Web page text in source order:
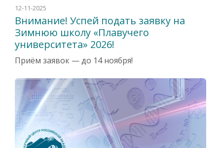
12-11-2025
Внимание! Успей подать заявку на
Зимнюю школу «Плавучего
университета» 2026!
Приём заявок — до 14 ноября!